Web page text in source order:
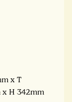
x T
x H 342mm